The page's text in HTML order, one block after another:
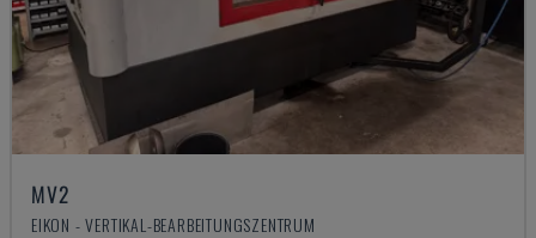
MV2
EIKON - VERTIKAL-BEARBEITUNGSZENTRUM